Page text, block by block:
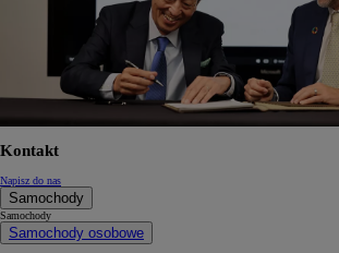
Kontakt
Napisz do nas
Samochody
Samochody
Samochody osobowe